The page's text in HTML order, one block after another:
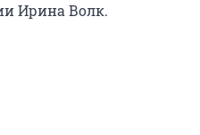
Ирина Волк.